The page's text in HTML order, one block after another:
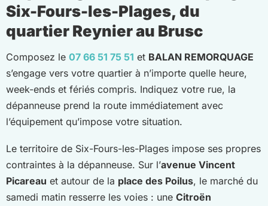
Six-Fours-les-Plages, du
quartier Reynier au Brusc
Composez le 07 66 51 75 51 et BALAN REMORQUAGE
s’engage vers votre quartier à n’importe quelle heure,
week-ends et fériés compris. Indiquez votre rue, la
dépanneuse prend la route immédiatement avec
l’équipement qu’impose votre situation.
Le territoire de Six-Fours-les-Plages impose ses propres
contraintes à la dépanneuse. Sur l’avenue Vincent
Picareau et autour de la place des Poilus, le marché du
samedi matin resserre les voies : une Citroën